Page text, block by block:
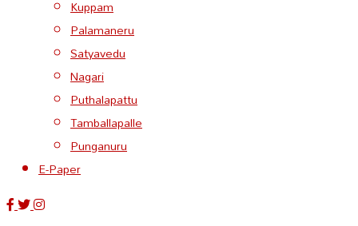
Kuppam
Palamaneru
Satyavedu
Nagari
Puthalapattu
Tamballapalle
Punganuru
E-Paper